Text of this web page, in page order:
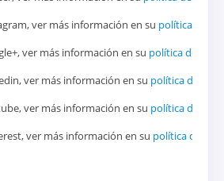
ver más información en su política de
ver más información en su política de
ver más información en su política de
ver más información en su política de
ver más información en su política de